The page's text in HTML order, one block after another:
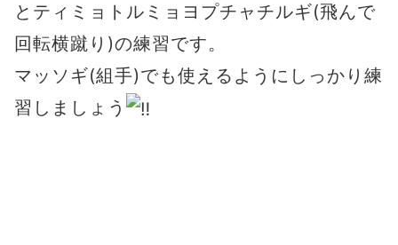
とティミョトルミョヨプチャチルギ(飛んで
回転横蹴り)の練習です。
マッソギ(組手)でも使えるようにしっかり練
習しましょう